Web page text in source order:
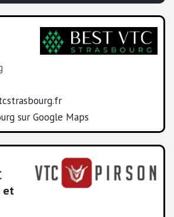
sur Google Maps
et